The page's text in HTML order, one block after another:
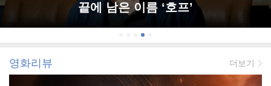
끝에 남은 이름 ‘호프’
영화리뷰 더보기